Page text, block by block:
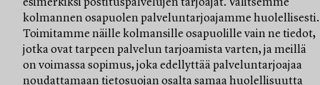
esimerkiksi postituspalvelujen tarjoajat. Valitsemme
kolmannen osapuolen palveluntarjoajamme huolellisesti.
Toimitamme näille kolmansille osapuolille vain ne tiedot,
jotka ovat tarpeen palvelun tarjoamista varten, ja meillä
on voimassa sopimus, joka edellyttää palveluntarjoajaa
noudattamaan tietosuojan osalta samaa huolellisuutta